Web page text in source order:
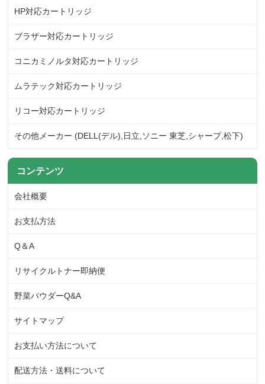
HP対応カートリッジ
ブラザー対応カートリッジ
コニカミノルタ対応カートリッジ
ムラテック対応カートリッジ
リコー対応カートリッジ
その他メーカー (DELL(デル),日立,ソニー 東芝,シャープ,松下)
コンテンツ
会社概要
お支払方法
Q＆A
リサイクルトナー即納便
野菜パウダーQ&A
サイトマップ
お支払い方法について
配送方法・送料について